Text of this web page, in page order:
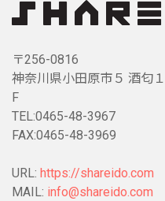
〒256-0816
神奈川県小田原市５ 酒匂
F
TEL:0465-48-3967
FAX:0465-48-3969
URL: https://shareido.com
MAIL: info@shareido.com